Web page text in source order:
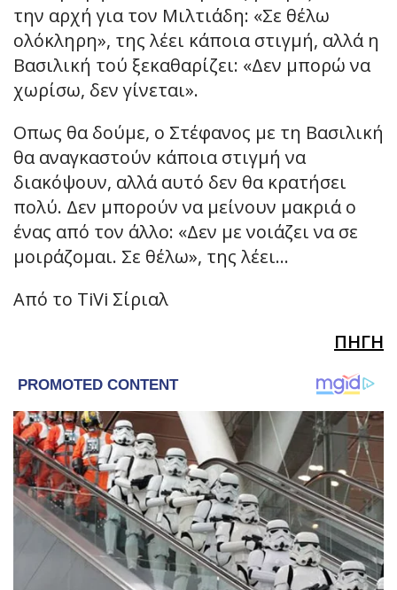
την αρχή για τον Μιλτιάδη: «Σε θέλω
ολόκληρη», της λέει κάποια στιγμή, αλλά η
Βασιλική τού ξεκαθαρίζει: «Δεν μπορώ να
χωρίσω, δεν γίνεται».
Οπως θα δούμε, ο Στέφανος με τη Βασιλική
θα αναγκαστούν κάποια στιγμή να
διακόψουν, αλλά αυτό δεν θα κρατήσει
πολύ. Δεν μπορούν να μείνουν μακριά ο
ένας από τον άλλο: «Δεν με νοιάζει να σε
μοιράζομαι. Σε θέλω», της λέει…
Από το TiVi Σίριαλ
ΠΗΓΗ